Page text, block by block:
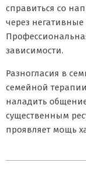
справиться со
через
зависимости.
Разногласия в
семейной
наладить
существенным
проявляет мощь